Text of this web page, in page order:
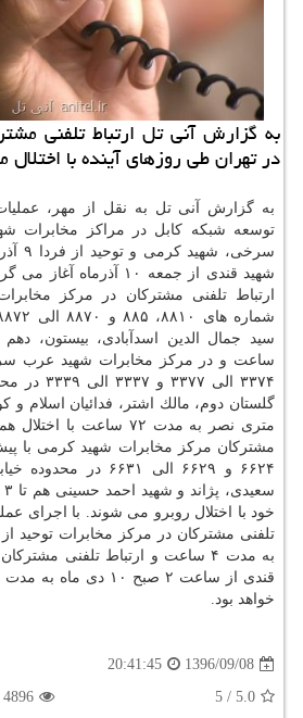
در تهران طی روزهای آینده با
به گزارش آنی تل به نقل از مهر،
توسعه شبكه كابل در مراكز مخابرات
شهید قندی از جمعه ۱۰
ارتباط تلفنی مشتركان در مركز
ساعت و در مركز مخابرات شهید عرب
۳۳۷۴ الی
متری نصر به مدت ۷۲ ساعت
۶۶۲۴ و ۶۶۲۹ الی ۶۶۳۱
خود با اختلال روبرو می شوند. با اجرای
به مدت ۴ ساعت و ارتباط تلفنی
خواهد بود.
1396/09/08
20:41:45
5.0
/
5
4896